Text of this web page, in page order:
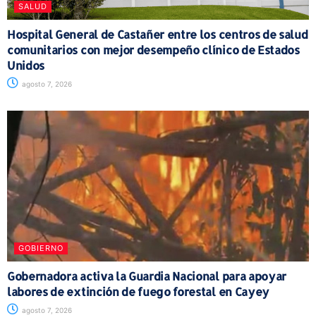
SALUD
Hospital General de Castañer entre los centros de salud
comunitarios con mejor desempeño clínico de Estados
Unidos
agosto 7, 2026
GOBIERNO
Gobernadora activa la Guardia Nacional para apoyar
labores de extinción de fuego forestal en Cayey
agosto 7, 2026